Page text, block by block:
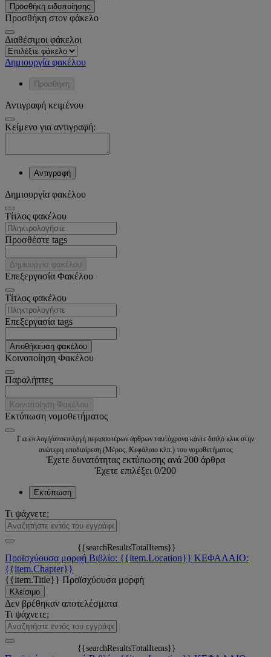
Προσθήκη ειδοποίησης
Προσθήκη στον φάκελο
Διαθέσιμοι φάκελοι
Δημιουργία φακέλου
Προσθήκη
Αντιγραφή κειμένου
Κείμενο για αντιγραφή:
Αντιγραφή
Δημιουργία φακέλου
Tίτλος φακέλου
Προσθέστε tags
Δημιουργία φακέλου
Επεξεργασία Φακέλου
Tίτλος φακέλου
Επεξεργασία tags
Αποθήκευση φακέλου
Κοινοποίηση Φακέλου
Παραλήπτες
Κοινοποίηση Φακέλου
Εκτύπωση νομοθετήματος
Για επιλογή/αποεπιλογή περισσοτέρων άρθρων ταυτόχρονα κάντε διπλό κλικ στην
ανώτερη υποδιαίρεση (Μέρος, Κεφάλαιο κλπ.) του νομοθετήματος
Έχετε δυνατότητας εκτύπωσης ανά 200 άρθρα
Έχετε επιλέξει 0/200
Εκτύπωση
Τι ψάχνετε;
{{searchResultsTotalItems}}
Προϊσχύουσα μορφή Βιβλίο: {{item.Location}} ΚΕΦΑΛΑΙΟ:
{{item.Chapter}}
{{item.Title}} Προϊσχύουσα μορφή
Κλείσιμο
Δεν βρέθηκαν αποτελέσματα
Τι ψάχνετε;
{{searchResultsTotalItems}}